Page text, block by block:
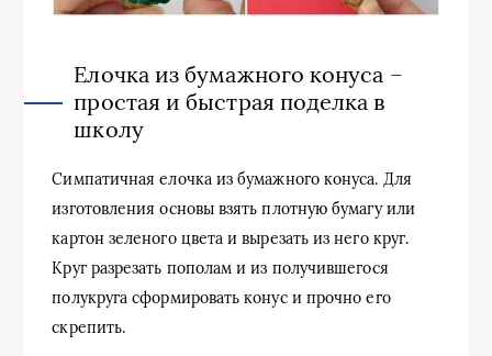
Елочка из бумажного конуса –
простая и быстрая поделка в
школу
Симпатичная елочка из бумажного конуса. Для
изготовления основы взять плотную бумагу или
картон зеленого цвета и вырезать из него круг.
Круг разрезать пополам и из получившегося
полукруга сформировать конус и прочно его
скрепить.